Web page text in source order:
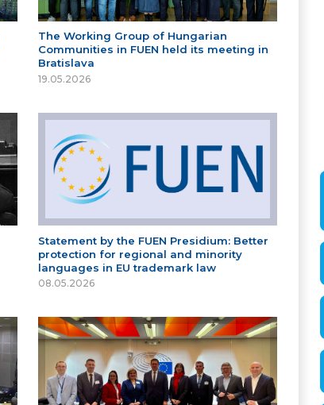
The Working Group of Hungarian
Communities in FUEN held its meeting in
Bratislava
19.05.2026
Statement by the FUEN Presidium: Better
protection for regional and minority
languages in EU trademark law
08.05.2026